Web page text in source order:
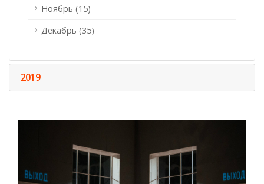
Ноябрь (15)
Декабрь (35)
2019